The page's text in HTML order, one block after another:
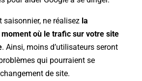
saisonnier, ne réalisez la
moment où le trafic sur votre site
. Ainsi, moins d’utilisateurs seront
qui pourraient se
de site.